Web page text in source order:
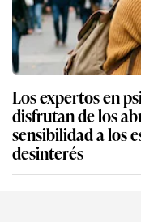
Los expertos en
disfrutan de los
sensibilidad a los
desinterés